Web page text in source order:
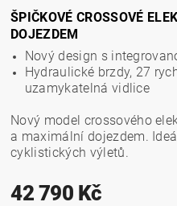
ŠPIČKOVÉ CROSSOVÉ
DOJEZDEM
Nový design s
Hydraulické brzdy, 27
uzamykatelná vidlice
Nový model crossového
a maximální dojezdem.
cyklistických výletů.
42 790 Kč